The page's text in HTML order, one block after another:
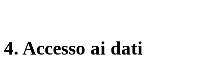
4. Accesso ai dati